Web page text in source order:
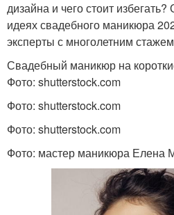
дизайна и чего стоит
идеях свадебного маникюра
эксперты с многолетним
Свадебный маникюр на
Фото: shutterstock.com
Фото: shutterstock.com
Фото: shutterstock.com
Фото: мастер маникюра Елена